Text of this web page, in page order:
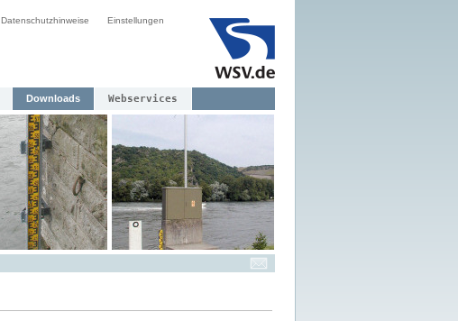
Datenschutzhinweise Einstellungen
Downloads Webservices